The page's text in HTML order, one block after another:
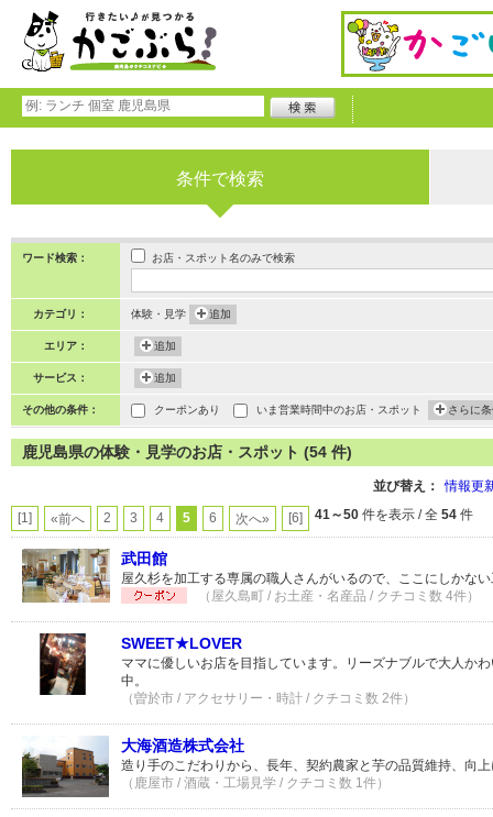
条件で検索
ワード検索： お店・スポット名のみで検索
カテゴリ： 体験・見学 追加
エリア： 追加
サービス： 追加
その他の条件： クーポンあり いま営業時間中のお店・スポット さらに
鹿児島県の体験・見学のお店・スポット (54 件)
並び替え： 情報更
[1] «前へ 2 3 4 5 6 次へ» [6] 41～50 件を表示 / 全 54 件
武田館
屋久杉を加工する専属の職人さんがいるので、ここにしかな
（屋久島町 / お土産・名産品 / クチコミ数 4件）
SWEET★LOVER
ママに優しいお店を目指しています。リーズナブルで大人か
中。
（曽於市 / アクセサリー・時計 / クチコミ数 2件）
大海酒造株式会社
造り手のこだわりから、長年、契約農家と芋の品質維持、向
（鹿屋市 / 酒蔵・工場見学 / クチコミ数 1件）